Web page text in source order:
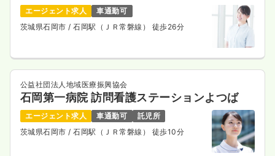
エージェント求人
車通勤可
茨城県石岡市/ 石岡駅（ＪＲ常磐線） 徒歩26分
公益社団法人地域医療振興協会
石岡第一病院 訪問看護ステーションよつば
エージェント求人 車通勤可
託児所
茨城県石岡市/ 石岡駅（ＪＲ常磐線） 徒歩10分